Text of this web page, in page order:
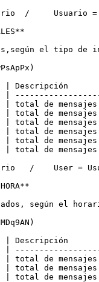
/     Usuario
el tipo de
|
|
de mensajes
de mensajes
de mensajes
de
| total de
| total de
/    User =
según el
|
|
de
de
de